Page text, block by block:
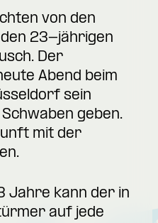
von den
23-jährigen
Der
Abend beim
sein
geben.
mit der
Jahre kann der in
auf jede